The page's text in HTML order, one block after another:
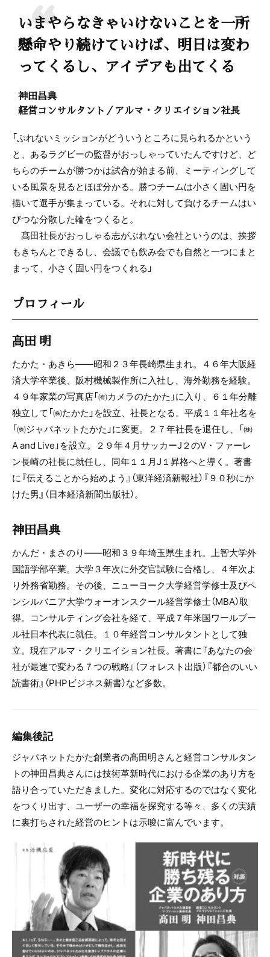
いまやらなきゃいけないことを一所
懸命やり続けていけば、明日は変わ
ってくるし、アイデアも出てくる
神田昌典
経営コンサルタント／アルマ・クリエイション社長
「ぶれないミッションがどういうところに見られるかという
と、あるラグビーの監督がおっしゃっていたんですけど、ど
ちらのチームが勝つかは試合が始まる前、ミーティングして
いる風景を見るとほぼ分かる。勝つチームは小さく固い円を
描いて選手が集まっている。それに対して負けるチームはい
びつな分散した輪をつくると。
髙田社長がおっしゃる志がぶれない会社というのは、挨拶
もきちんとできるし、会議でも飲み会でも自然と一つにまと
まって、小さく固い円をつくれる」
プロフィール
髙田 明
たかた・あきら――昭和２３年長崎県生まれ。４６年大阪経
済大学卒業後、阪村機械製作所に入社し、海外勤務を経験。
４９年家業の写真店「㈲カメラのたかた」に入り、６１年分離
独立して「㈱たかた」を設立、社長となる。平成１１年社名を
「㈱ジャパネットたかた」に変更。２７年社長を退任し、「㈱
A and Live」を設立。２９年４月サッカーJ２のV・ファーレ
ン長崎の社長に就任し、同年１１月J１昇格へと導く。著書
に『伝えることから始めよう』（東洋経済新報社）『９０秒にか
けた男』（日本経済新聞出版社）。
神田昌典
かんだ・まさのり――昭和３９年埼玉県生まれ。上智大学外
国語学部卒業。大学３年次に外交官試験に合格し、４年次よ
り外務省勤務。その後、ニューヨーク大学経営学修士及びペ
ンシルバニア大学ウォーオンスクール経営学修士（MBA）取
得。コンサルティング会社を経て、平成７年米国ワールプー
ル社日本代表に就任。１０年経営コンサルタントとして独
立。現在アルマ・クリエイション社長。著書に『あなたの会
社が最速で変わる７つの戦略』（フォレスト出版）『都合のいい
読書術』（PHPビジネス新書）など多数。
編集後記
ジャパネットたかた創業者の髙田明さんと経営コンサルタン
トの神田昌典さんには技術革新時代における企業のあり方を
語り合っていただきました。変化に対応するのではなく変化
をつくり出す、ユーザーの幸福を探究する等々、多くの実績
に裏打ちされた経営のヒントは示唆に富んでいます。